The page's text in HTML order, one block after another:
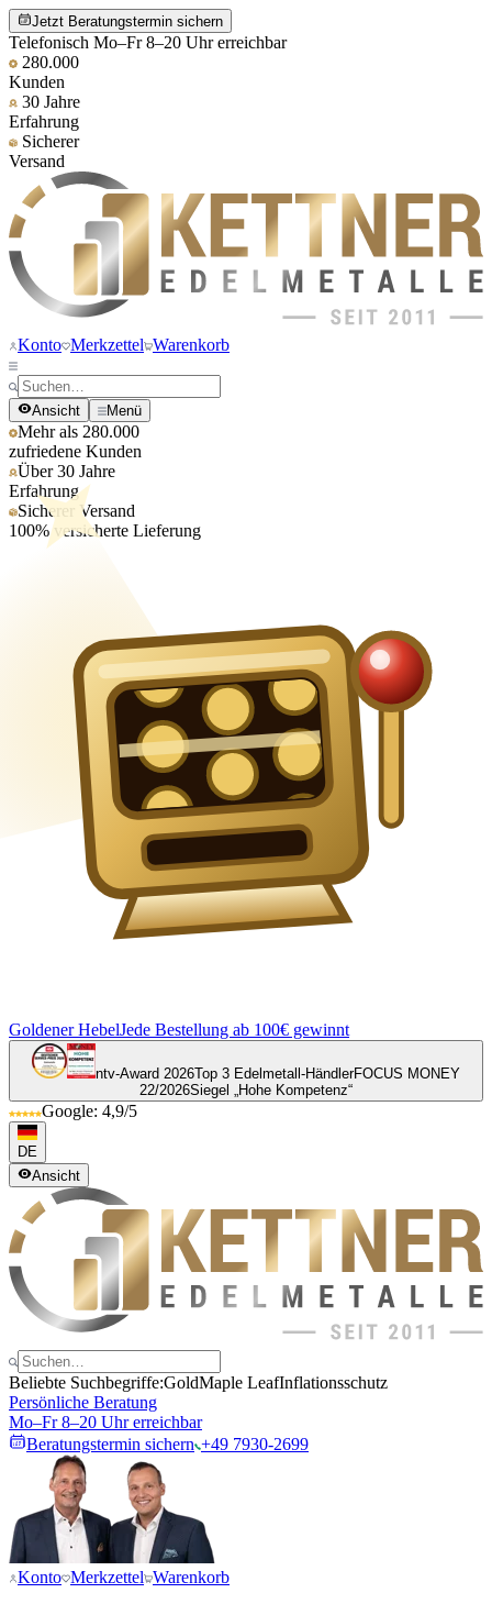
Jetzt Beratungstermin sichern
Telefonisch Mo–Fr 8–20 Uhr erreichbar
280.000
Kunden
30 Jahre
Erfahrung
Sicherer
Versand
Konto Merkzettel Warenkorb
Ansicht Menü
Mehr als 280.000
zufriedene Kunden
Über 30 Jahre
Erfahrung
Sicherer Versand
100% versicherte Lieferung
Goldener HebelJede Bestellung ab 100€ gewinnt
ntv-Award 2026Top 3 Edelmetall-HändlerFOCUS MONEY
22/2026Siegel „Hohe Kompetenz“
Google: 4,9/5
DE
Ansicht
Beliebte Suchbegriffe:GoldMaple LeafInflationsschutz
Persönliche Beratung
Mo–Fr 8–20 Uhr erreichbar
Beratungstermin sichern +49 7930-2699
Konto Merkzettel Warenkorb